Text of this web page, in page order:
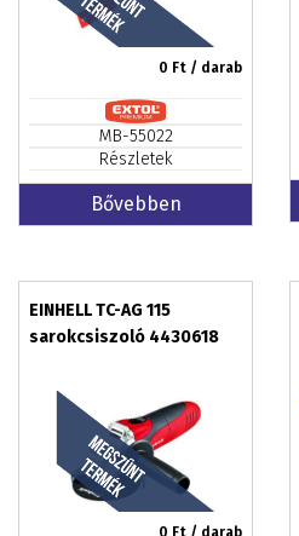
0 Ft / darab
MB-55022
Részletek
Bővebben
EINHELL TC-AG 115
sarokcsiszoló 4430618
0 Ft / darab